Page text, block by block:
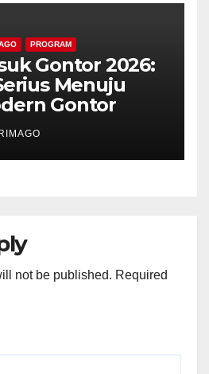
PROGRAM
Gontor 2026:
Menuju
Gontor
not be published. Required